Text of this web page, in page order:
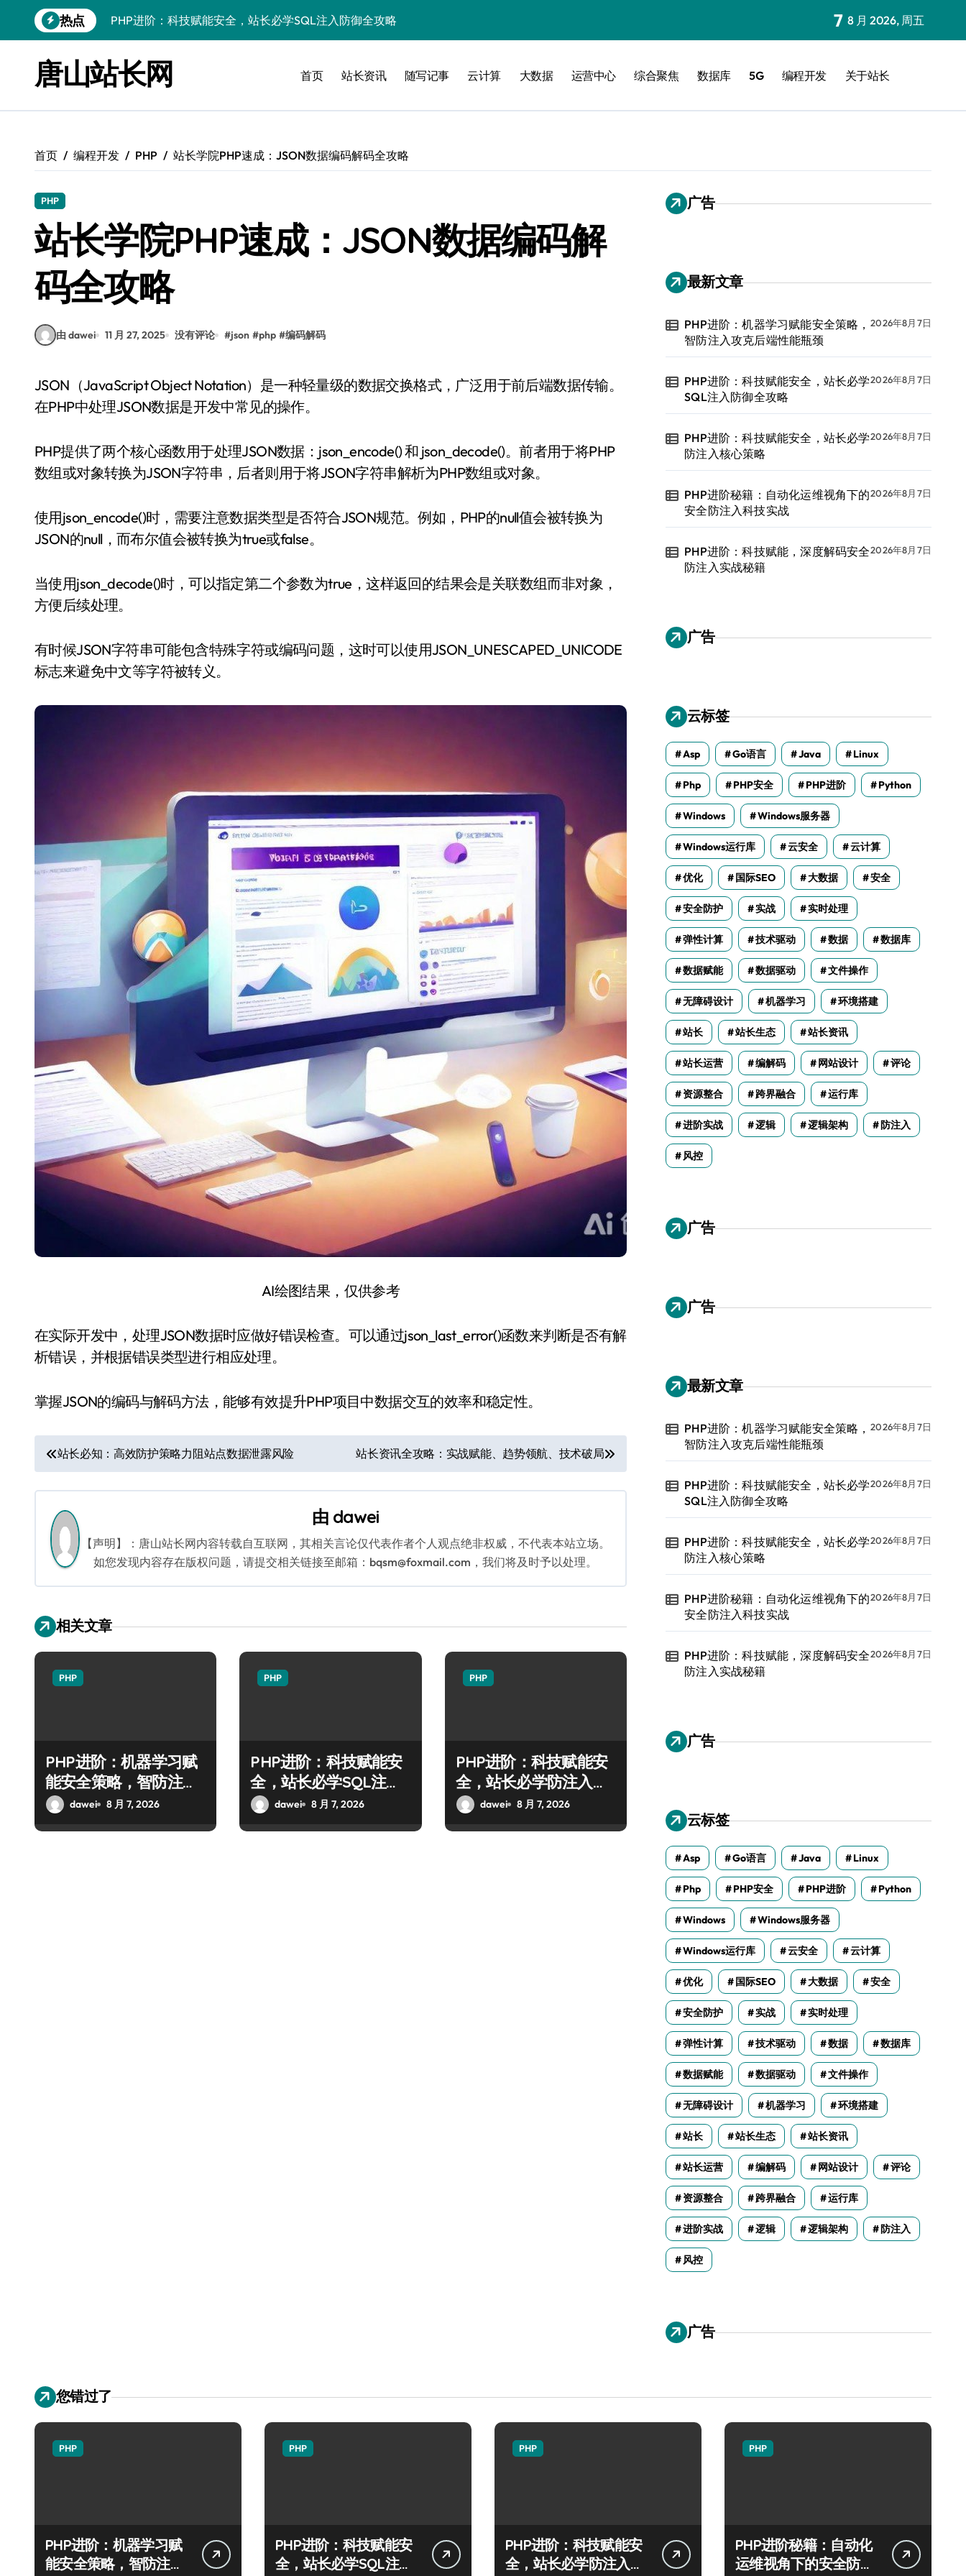
到
热点
PHP进阶：科技赋能安全，站长必学防注入核心策略
PHP进阶：科技赋能，深度解码安全防注入实战秘籍
云安全护航传媒数据新趋势
VR跨界融合新趋势：站长资源全攻略
云计算弹性架构：智能资源调配揭秘
PHP进阶：机器学习赋能安全策略，智防注入攻克后端性能瓶颈
7 8 月 2026, 周五
唐山站长网 首页 站长资讯 随写记事 云计算 大数据 运营中心 综合聚焦 数据库 5G 编程开发 关于站长
首页 编程开发 PHP 站长学院PHP速成：JSON数据编码解码全攻略
PHP
站长学院PHP速成：JSON数据编码解
码全攻略
由 dawei 11 月 27, 2025 没有评论 #json #php #编码解码
JSON（JavaScript Object Notation）是一种轻量级的数据交换格式，广泛用于前后端数据传输。
在PHP中处理JSON数据是开发中常见的操作。
PHP提供了两个核心函数用于处理JSON数据：json_encode() 和 json_decode()。前者用于将PHP
数组或对象转换为JSON字符串，后者则用于将JSON字符串解析为PHP数组或对象。
使用json_encode()时，需要注意数据类型是否符合JSON规范。例如，PHP的null值会被转换为
JSON的null，而布尔值会被转换为true或false。
当使用json_decode()时，可以指定第二个参数为true，这样返回的结果会是关联数组而非对象，
方便后续处理。
有时候JSON字符串可能包含特殊字符或编码问题，这时可以使用JSON_UNESCAPED_UNICODE
标志来避免中文等字符被转义。
AI绘图结果，仅供参考
在实际开发中，处理JSON数据时应做好错误检查。可以通过json_last_error()函数来判断是否有解
析错误，并根据错误类型进行相应处理。
掌握JSON的编码与解码方法，能够有效提升PHP项目中数据交互的效率和稳定性。
文
章
导
航
站长必知：高效防护策略力阻站点数据泄露风险 站长资讯全攻略：实战赋能、趋势领航、技术破局
由 dawei
【声明】：唐山站长网内容转载自互联网，其相关言论仅代表作者个人观点绝非权威，不代表本站立场。
如您发现内容存在版权问题，请提交相关链接至邮箱：bqsm@foxmail.com，我们将及时予以处理。
相关文章
PHP
PHP进阶：机器学习赋
能安全策略，智防注入
攻克后端性能瓶颈
dawei 8 月 7, 2026
PHP
PHP进阶：科技赋能安
全，站长必学SQL注入
防御全攻略
dawei 8 月 7, 2026
PHP
PHP进阶：科技赋能安
全，站长必学防注入核
心策略
dawei 8 月 7, 2026
广告
最新文章
PHP进阶：机器学习赋能安全策略，
智防注入攻克后端性能瓶颈
2026年8月7日
PHP进阶：科技赋能安全，站长必学
SQL注入防御全攻略
2026年8月7日
PHP进阶：科技赋能安全，站长必学
防注入核心策略
2026年8月7日
PHP进阶秘籍：自动化运维视角下的
安全防注入科技实战
2026年8月7日
PHP进阶：科技赋能，深度解码安全
防注入实战秘籍
2026年8月7日
广告
云标签
Asp Go语言 Java Linux
Php PHP安全 PHP进阶 Python
Windows Windows服务器
Windows运行库 云安全 云计算
优化 国际SEO 大数据 安全
安全防护 实战 实时处理
弹性计算 技术驱动 数据 数据库
数据赋能 数据驱动 文件操作
无障碍设计 机器学习 环境搭建
站长 站长生态 站长资讯
站长运营 编解码 网站设计 评论
资源整合 跨界融合 运行库
进阶实战 逻辑 逻辑架构 防注入
风控
广告
广告
最新文章
PHP进阶：机器学习赋能安全策略，
智防注入攻克后端性能瓶颈
2026年8月7日
PHP进阶：科技赋能安全，站长必学
SQL注入防御全攻略
2026年8月7日
PHP进阶：科技赋能安全，站长必学
防注入核心策略
2026年8月7日
PHP进阶秘籍：自动化运维视角下的
安全防注入科技实战
2026年8月7日
PHP进阶：科技赋能，深度解码安全
防注入实战秘籍
2026年8月7日
广告
云标签
Asp Go语言 Java Linux
Php PHP安全 PHP进阶 Python
Windows Windows服务器
Windows运行库 云安全 云计算
优化 国际SEO 大数据 安全
安全防护 实战 实时处理
弹性计算 技术驱动 数据 数据库
数据赋能 数据驱动 文件操作
无障碍设计 机器学习 环境搭建
站长 站长生态 站长资讯
站长运营 编解码 网站设计 评论
资源整合 跨界融合 运行库
进阶实战 逻辑 逻辑架构 防注入
风控
广告
您错过了
PHP
PHP进阶：机器学习赋
能安全策略，智防注入
PHP
PHP进阶：科技赋能安
全，站长必学SQL注入
PHP
PHP进阶：科技赋能安
全，站长必学防注入核
PHP
PHP进阶秘籍：自动化
运维视角下的安全防注